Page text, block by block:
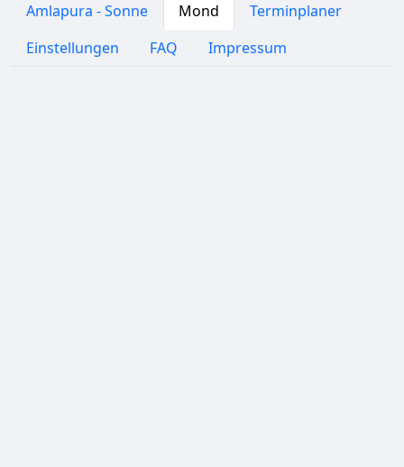
Amlapura - Sonne Mond
Terminplaner
Einstellungen
FAQ Impressum